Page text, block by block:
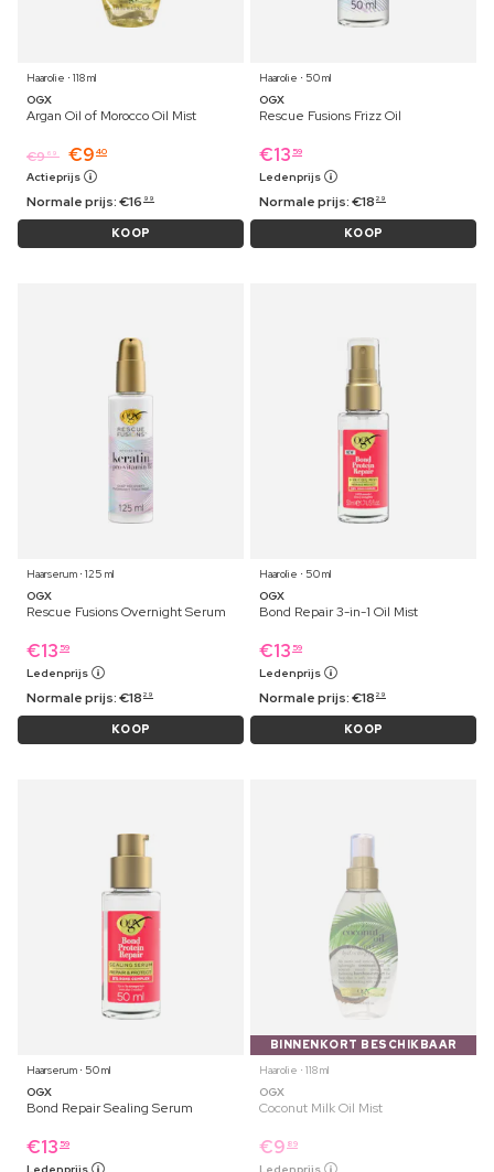
Haarolie ⋅ 118 ml
OGX
Argan Oil of Morocco Oil Mist
€9 69 €9 40
Actieprijs
Normale prijs:€16 99
KOOP
Haarolie ⋅ 50 ml
OGX
Rescue Fusions Frizz Oil
€13 59
Ledenprijs
Normale prijs:€18 29
KOOP
Haarserum ⋅ 125 ml
OGX
Rescue Fusions Overnight Serum
€13 59
Ledenprijs
Normale prijs:€18 29
KOOP
Haarolie ⋅ 50 ml
OGX
Bond Repair 3-in-1 Oil Mist
€13 59
Ledenprijs
Normale prijs:€18 29
KOOP
Haarserum ⋅ 50 ml
OGX
Bond Repair Sealing Serum
€13 59
Ledenprijs
BINNENKORT BESCHIKBAAR
Haarolie ⋅ 118 ml
OGX
Coconut Milk Oil Mist
€9 89
Ledenprijs